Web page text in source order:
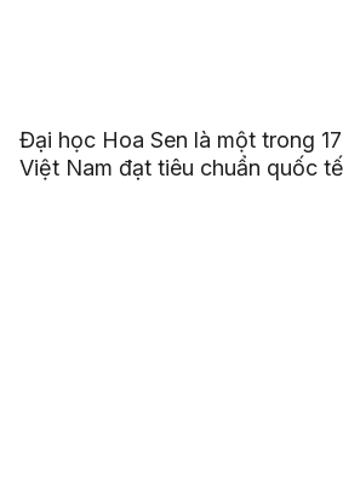
Đại học Hoa Sen là một trong
Việt Nam đạt tiêu chuẩn quốc tế